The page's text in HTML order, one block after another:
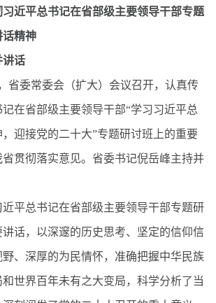
平总书记在省部级主要领导干部专题
话精神
话
委常委会（扩大）会议召开，认真传
在省部级主要领导干部“学习习近平总
迎接党的二十大”专题研讨班上的重要
贯彻落实意见。省委书记倪岳峰主持并
总书记在省部级主要领导干部专题研
话，以深邃的历史思考、坚定的信仰信
、深厚的为民情怀，准确把握中华民族
世界百年未有之大变局，科学分析了当